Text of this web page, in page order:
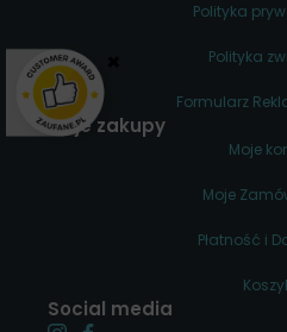
Polityka
Polityka
Formularz
Moje zakupy
Moje
Moje
Płatność i
Social media